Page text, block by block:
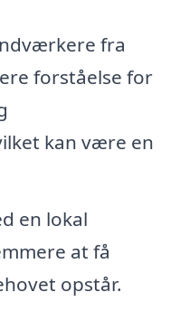
fra
forståelse for
kan være en
en lokal
at få
opstår.